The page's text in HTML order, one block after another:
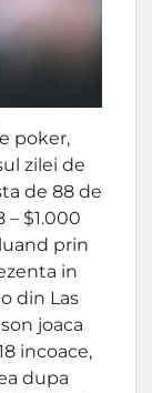
poker,
zilei de
de 88 de
$1.000
prin
in
din Las
joaca
incoace,
dupa